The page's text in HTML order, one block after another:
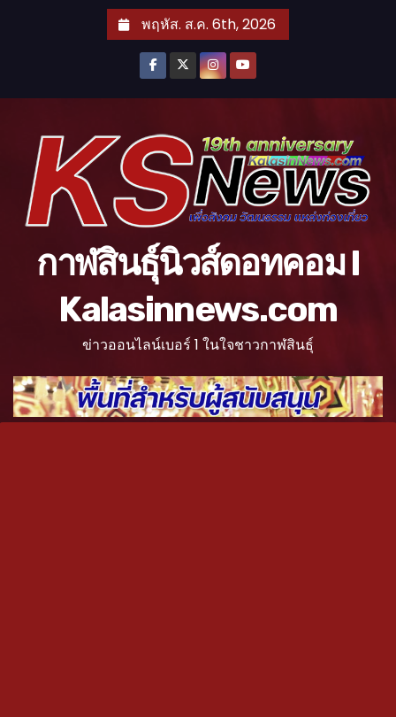
พฤหัส. ส.ค. 6th, 2026
กาฬสินธุ์นิวส์ดอทคอม l
Kalasinnews.com
ข่าวออนไลน์เบอร์ 1 ในใจชาวกาฬสินธุ์